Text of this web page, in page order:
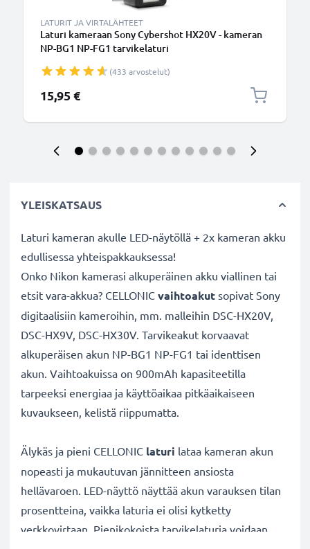
LATURIT JA VIRTALÄHTEET
Laturi kameraan Sony Cybershot HX20V - kameran
NP-BG1 NP-FG1 tarvikelaturi
(433 arvostelut)
15,95 €
YLEISKATSAUS
Laturi kameran akulle LED-näytöllä + 2x kameran akku
edullisessa yhteispakkauksessa!
Onko Nikon kamerasi alkuperäinen akku viallinen tai
etsit vara-akkua? CELLONIC vaihtoakut sopivat Sony
digitaalisiin kameroihin, mm. malleihin DSC-HX20V,
DSC-HX9V, DSC-HX30V. Tarvikeakut korvaavat
alkuperäisen akun NP-BG1 NP-FG1 tai identtisen
akun. Vaihtoakuissa on 900mAh kapasiteetilla
tarpeeksi energiaa ja käyttöaikaa pitkäaikaiseen
kuvaukseen, kelistä riippumatta.
Älykäs ja pieni CELLONIC laturi lataa kameran akun
nopeasti ja mukautuvan jännitteen ansiosta
hellävaroen. LED-näyttö näyttää akun varauksen tilan
prosentteina, vaikka laturia ei olisi kytketty
verkkovirtaan. Pienikokoista tarvikelaturia voidaan